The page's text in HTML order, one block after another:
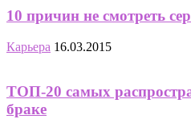
10 причин не смотреть
Карьера 16.03.2015
ТОП-20 самых
браке